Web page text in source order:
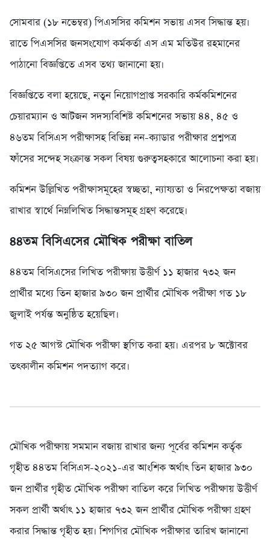
সোমবার (১৮ নভেম্বর) পিএসসির কমিশন সভায় এসব সিদ্ধান্ত হয়।
রাতে পিএসসির জনসংযোগ কর্মকর্তা এস এম মতিউর রহমানের
পাঠানো বিজ্ঞপ্তিতে এসব তথ্য জানানো হয়।
বিজ্ঞপ্তিতে বলা হয়েছে, নতুন নিয়োগপ্রাপ্ত সরকারি কর্মকমিশনের
চেয়ারম্যান ও আটজন সদস্যবিশিষ্ট কমিশনের সভায় ৪৪, ৪৫ ও
৪৬তম বিসিএস পরীক্ষাসহ বিভিন্ন নন-ক্যাডার পরীক্ষার প্রশ্নপত্র
ফাঁসের সন্দেহ সংক্রান্ত সকল বিষয় গুরুত্বসহকারে আলোচনা করা হয়।
কমিশন উল্লিখিত পরীক্ষাসমূহের স্বচ্ছতা, ন্যায্যতা ও নিরপেক্ষতা বজায়
রাখার স্বার্থে নিম্নলিখিত সিদ্ধান্তসমূহ গ্রহণ করেছে।
৪৪তম বিসিএসের মৌখিক পরীক্ষা বাতিল
৪৪তম বিসিএসের লিখিত পরীক্ষায় উত্তীর্ণ ১১ হাজার ৭৩২ জন
প্রার্থীর মধ্যে তিন হাজার ৯৩০ জন প্রার্থীর মৌখিক পরীক্ষা গত ১৮
জুলাই পর্যন্ত অনুষ্ঠিত হয়েছিল।
গত ২৫ আগস্ট মৌখিক পরীক্ষা স্থগিত করা হয়। এরপর ৮ অক্টোবর
তৎকালীন কমিশন পদত্যাগ করে।
মৌখিক পরীক্ষায় সমমান বজায় রাখার জন্য পূর্বের কমিশন কর্তৃক
গৃহীত ৪৪তম বিসিএস-২০২১-এর আংশিক অর্থাৎ তিন হাজার ৯৩০
জন প্রার্থীর গৃহীত মৌখিক পরীক্ষা বাতিল করে লিখিত পরীক্ষায় উত্তীর্ণ
সকল প্রার্থী অর্থাৎ ১১ হাজার ৭৩২ জন প্রার্থীর মৌখিক পরীক্ষা গ্রহণ
করার সিদ্ধান্ত গৃহীত হয়। শিগগির মৌখিক পরীক্ষার তারিখ জানানো